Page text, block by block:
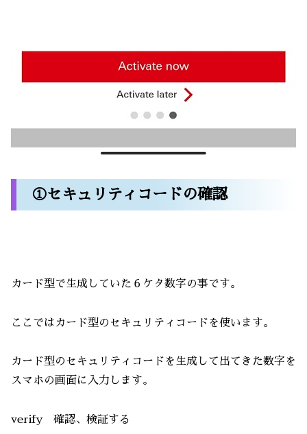
①セキュリティコードの確認
カード型で生成していた６ケタ数字の事です。
ここではカード型のセキュリティコードを使います。
カード型のセキュリティコードを生成して出てきた数字を
スマホの画面に入力します。
verify 確認、検証する